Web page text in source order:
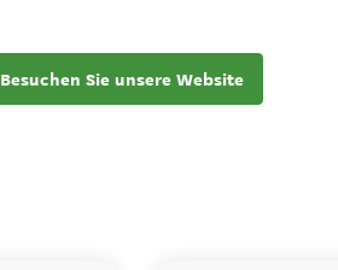
Besuchen Sie unsere Website